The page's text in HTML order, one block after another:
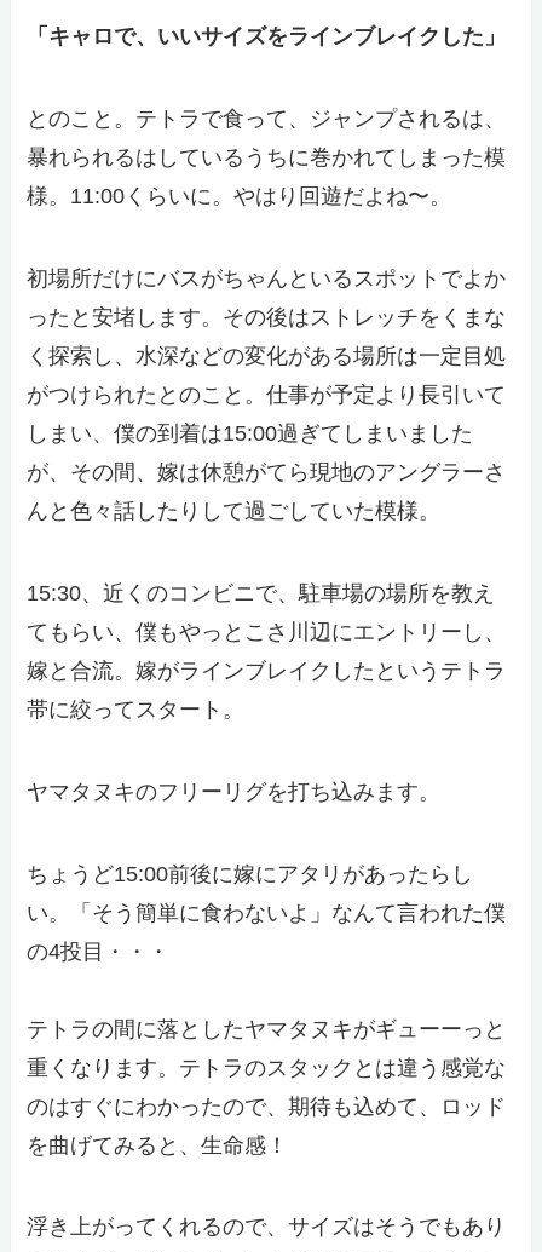
「キャロで、いいサイズをラインブレイクした」
とのこと。テトラで食って、ジャンプされるは、
暴れられるはしているうちに巻かれてしまった模
様。11:00くらいに。やはり回遊だよね〜。
初場所だけにバスがちゃんといるスポットでよか
ったと安堵します。その後はストレッチをくまな
く探索し、水深などの変化がある場所は一定目処
がつけられたとのこと。仕事が予定より長引いて
しまい、僕の到着は15:00過ぎてしまいました
が、その間、嫁は休憩がてら現地のアングラーさ
んと色々話したりして過ごしていた模様。
15:30、近くのコンビニで、駐車場の場所を教え
てもらい、僕もやっとこさ川辺にエントリーし、
嫁と合流。嫁がラインブレイクしたというテトラ
帯に絞ってスタート。
ヤマタヌキのフリーリグを打ち込みます。
ちょうど15:00前後に嫁にアタリがあったらし
い。「そう簡単に食わないよ」なんて言われた僕
の4投目・・・
テトラの間に落としたヤマタヌキがギューーっと
重くなります。テトラのスタックとは違う感覚な
のはすぐにわかったので、期待も込めて、ロッド
を曲げてみると、生命感！
浮き上がってくれるので、サイズはそうでもあり